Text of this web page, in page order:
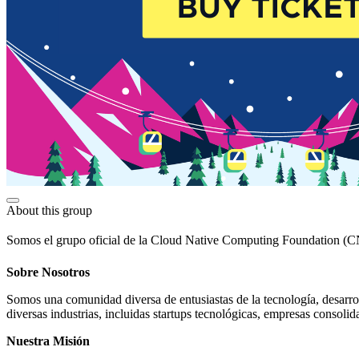
About this group
Somos el grupo oficial de la Cloud Native Computing Foundation
Sobre Nosotros
Somos una comunidad diversa de entusiastas de la tecnología,
diversas industrias, incluidas startups tecnológicas, empresas
Nuestra Misión